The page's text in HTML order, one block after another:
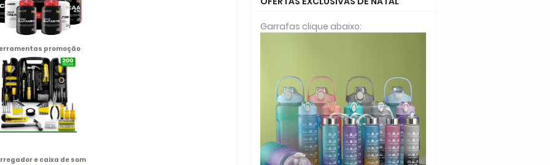
promoção
e caixa de som
Garrafas clique abaixo: